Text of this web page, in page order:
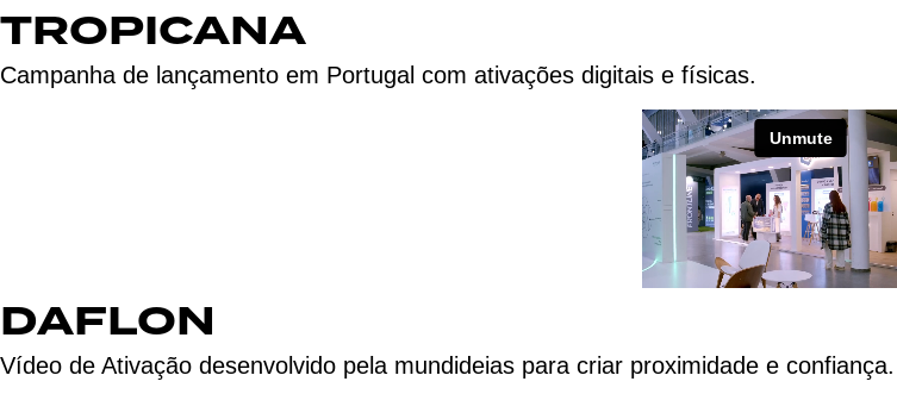
TROPICANA
Campanha de lançamento em Portugal com ativações digitais e físicas.
DAFLON
Vídeo de Ativação desenvolvido pela mundideias para criar proximidade e confiança.